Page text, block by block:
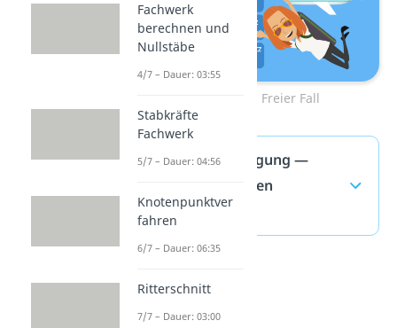
Zum Video: Freier Fall
Fallbeschleunigung —
häufigste Fragen
(ausklappen)
Fachwerk
berechnen und
Nullstäbe
4/7 – Dauer: 03:55
Stabkräfte
Fachwerk
5/7 – Dauer: 04:56
Knotenpunktver
fahren
6/7 – Dauer: 06:35
Ritterschnitt
7/7 – Dauer: 03:00